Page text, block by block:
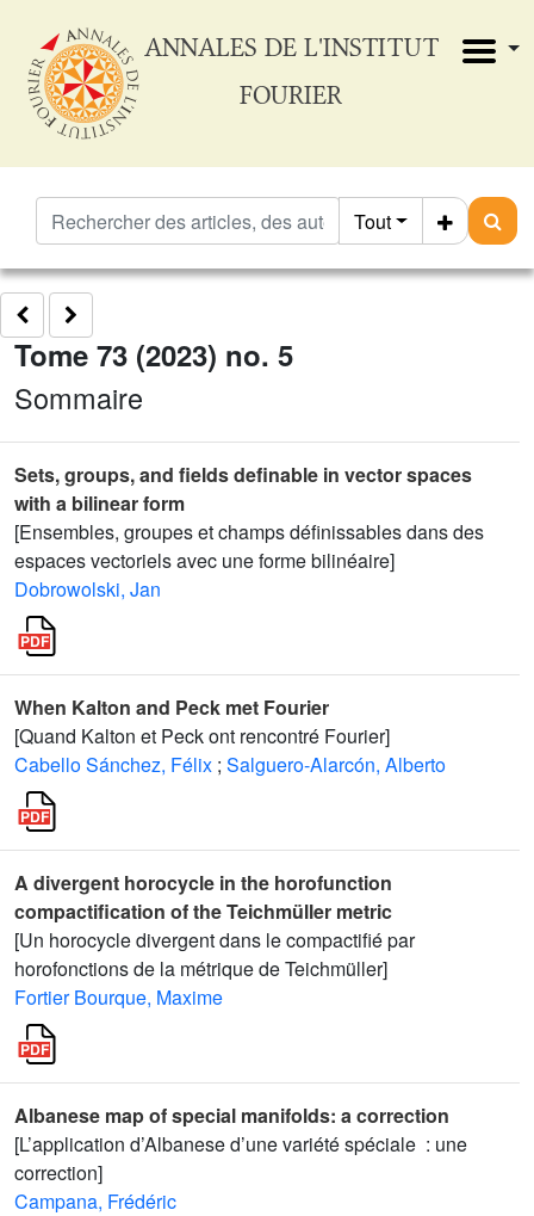
ANNALES DE L'INSTITUT
FOURIER
Tout
Tome 73 (2023) no. 5
Sommaire
Sets, groups, and fields definable in vector spaces
with a bilinear form
[Ensembles, groupes et champs définissables dans des
espaces vectoriels avec une forme bilinéaire]
Dobrowolski, Jan
When Kalton and Peck met Fourier
[Quand Kalton et Peck ont rencontré Fourier]
Cabello Sánchez, Félix ; Salguero-Alarcón, Alberto
A divergent horocycle in the horofunction
compactification of the Teichmüller metric
[Un horocycle divergent dans le compactifié par
horofonctions de la métrique de Teichmüller]
Fortier Bourque, Maxime
Albanese map of special manifolds: a correction
[L’application d’Albanese d’une variété spéciale : une
correction]
Campana, Frédéric